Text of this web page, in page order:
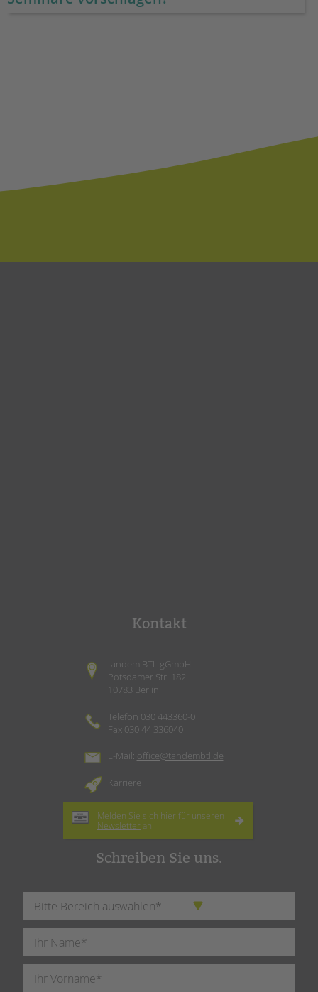
Kontakt
tandem BTL gGmbH
Potsdamer Str. 182
10783 Berlin
Telefon 030 443360-0
Fax 030 44 336040
E-Mail: office@tandembtl.de
Karriere
Melden Sie sich hier für unseren
Newsletter an.
Schreiben Sie uns.